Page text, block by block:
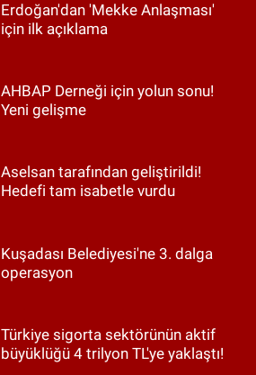
Erdoğan'dan 'Mekke Anlaşması'
için ilk açıklama
AHBAP Derneği için yolun sonu!
Yeni gelişme
Aselsan tarafından geliştirildi!
Hedefi tam isabetle vurdu
Kuşadası Belediyesi'ne 3. dalga
operasyon
Türkiye sigorta sektörünün aktif
büyüklüğü 4 trilyon TL'ye yaklaştı!